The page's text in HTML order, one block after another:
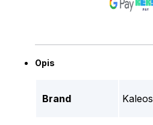
Opis
Brand Kaleos